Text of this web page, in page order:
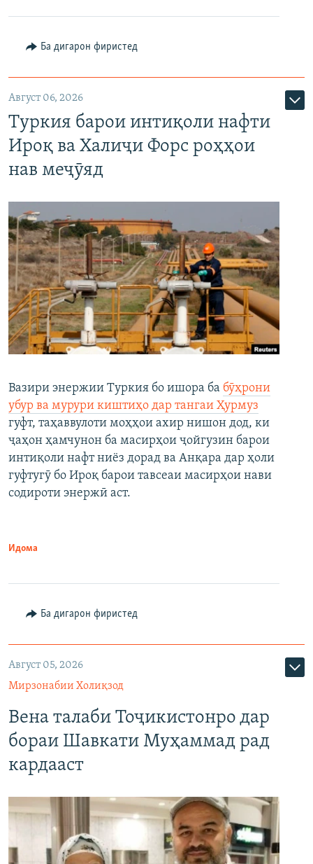
Ба дигарон фиристед
Август 06, 2026
Туркия барои интиқоли нафти
Ироқ ва Халиҷи Форс роҳҳои
нав меҷӯяд
Вазири энержии Туркия бо ишора ба бӯҳрони
убур ва мурури киштиҳо дар тангаи Ҳурмуз
гуфт, таҳаввулоти моҳҳои ахир нишон дод, ки
ҷаҳон ҳамчунон ба масирҳои ҷойгузин барои
интиқоли нафт ниёз дорад ва Анқара дар ҳоли
гуфтугӯ бо Ироқ барои тавсеаи масирҳои нави
содироти энержӣ аст.
Идома
Ба дигарон фиристед
Август 05, 2026
Мирзонабии Холиқзод
Вена талаби Тоҷикистонро дар
бораи Шавкати Муҳаммад рад
кардааст